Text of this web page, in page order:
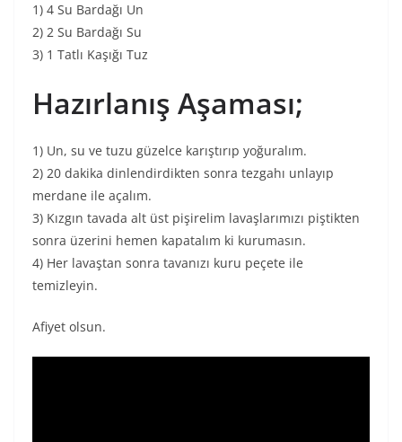
1) 4 Su Bardağı Un
2) 2 Su Bardağı Su
3) 1 Tatlı Kaşığı Tuz
Hazırlanış Aşaması;
1) Un, su ve tuzu güzelce karıştırıp yoğuralım.
2) 20 dakika dinlendirdikten sonra tezgahı unlayıp
merdane ile açalım.
3) Kızgın tavada alt üst pişirelim lavaşlarımızı piştikten
sonra üzerini hemen kapatalım ki kurumasın.
4) Her lavaştan sonra tavanızı kuru peçete ile
temizleyin.
Afiyet olsun.